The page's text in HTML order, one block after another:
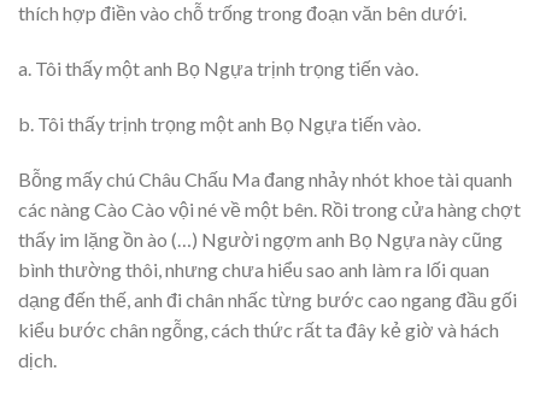
thích hợp điền vào chỗ trống trong đoạn văn bên dưới.
a. Tôi thấy một anh Bọ Ngựa trịnh trọng tiến vào.
b. Tôi thấy trịnh trọng một anh Bọ Ngựa tiến vào.
Bỗng mấy chú Châu Chấu Ma đang nhảy nhót khoe tài quanh
các nàng Cào Cào vội né về một bên. Rồi trong cửa hàng chợt
thấy im lặng ồn ào (…) Người ngợm anh Bọ Ngựa này cũng
bình thường thôi, nhưng chưa hiểu sao anh làm ra lối quan
dạng đến thế, anh đi chân nhấc từng bước cao ngang đầu gối
kiểu bước chân ngỗng, cách thức rất ta đây kẻ giờ và hách
dịch.